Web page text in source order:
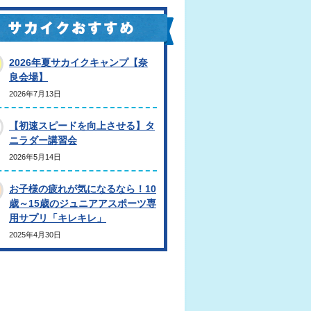
2026年夏サカイクキャンプ【奈
良会場】
2026年7月13日
【初速スピードを向上させる】タ
ニラダー講習会
2026年5月14日
お子様の疲れが気になるなら！10
歳～15歳のジュニアアスポーツ専
用サプリ「キレキレ」
2025年4月30日